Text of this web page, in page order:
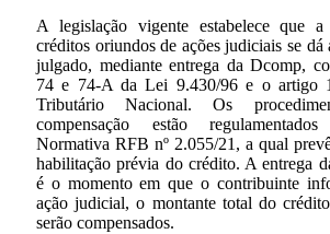
A legislação vigente estabelece que a
créditos oriundos de ações judiciais se dá
julgado, mediante entrega da Dcomp,
74 e 74-A da Lei 9.430/96 e o artigo
Tributário Nacional. Os
compensação estão
Normativa RFB nº 2.055/21, a qual
habilitação prévia do crédito. A entrega
é o momento em que o contribuinte
ação judicial, o montante total do
serão compensados.